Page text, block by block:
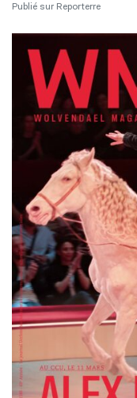
Publié sur Reporterre